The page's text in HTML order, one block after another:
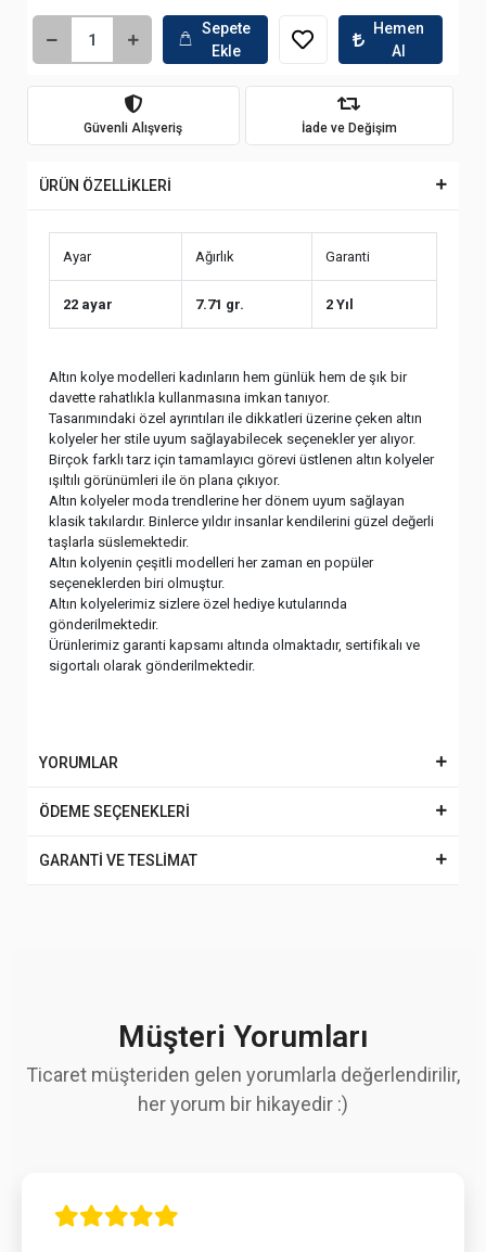
Sepete
Ekle
Hemen
Al
Güvenli Alışveriş İade ve Değişim
ÜRÜN ÖZELLİKLERİ
Ayar Ağırlık Garanti
22 ayar 7.71 gr. 2 Yıl
Altın kolye modelleri kadınların hem günlük hem de şık bir
davette rahatlıkla kullanmasına imkan tanıyor.
Tasarımındaki özel ayrıntıları ile dikkatleri üzerine çeken altın
kolyeler her stile uyum sağlayabilecek seçenekler yer alıyor.
Birçok farklı tarz için tamamlayıcı görevi üstlenen altın kolyeler
ışıltılı görünümleri ile ön plana çıkıyor.
Altın kolyeler moda trendlerine her dönem uyum sağlayan
klasik takılardır. Binlerce yıldır insanlar kendilerini güzel değerli
taşlarla süslemektedir.
Altın kolyenin çeşitli modelleri her zaman en popüler
seçeneklerden biri olmuştur.
Altın kolyelerimiz sizlere özel hediye kutularında
gönderilmektedir.
Ürünlerimiz garanti kapsamı altında olmaktadır, sertifikalı ve
sigortalı olarak gönderilmektedir.
YORUMLAR
ÖDEME SEÇENEKLERİ
GARANTİ VE TESLİMAT
Müşteri Yorumları
Ticaret müşteriden gelen yorumlarla değerlendirilir,
her yorum bir hikayedir :)